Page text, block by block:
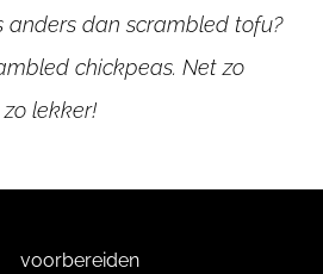
anders dan scrambled tofu?
chickpeas. Net zo
lekker!
voorbereiden